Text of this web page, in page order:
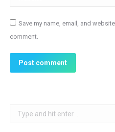
Save my name, email, and
comment.
Post comment
Search: